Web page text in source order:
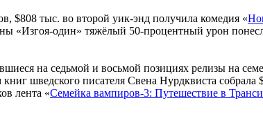
$808 тыс. во второй уик-энд получила комедия «
«Изгоя-один» тяжёлый 50-процентный урон
на седьмой и восьмой позициях релизы на
шведского писателя Свена Нурдквиста
лента «Семейка вампиров-3: Путешествие в